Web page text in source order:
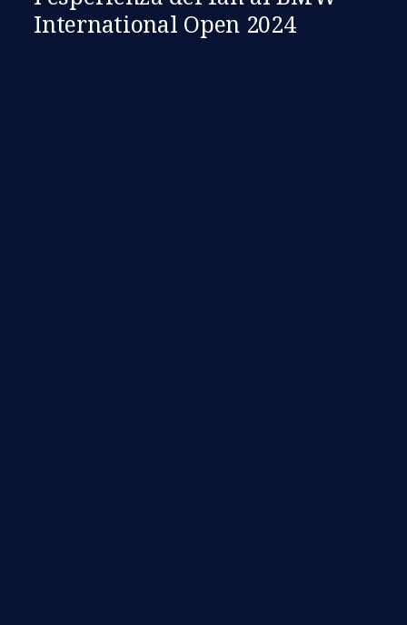
International Open 2024